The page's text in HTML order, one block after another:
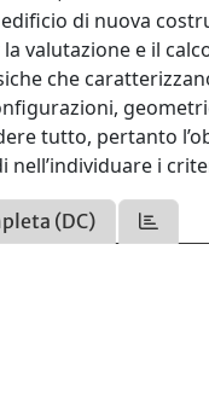
di nuova
valutazione e il
che
tutto, pertanto
i
(DC)